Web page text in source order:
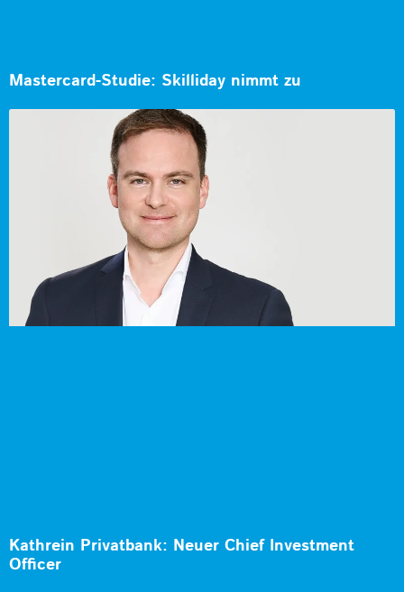
Mastercard-Studie: Skilliday nimmt zu
Kathrein Privatbank: Neuer Chief Investment
Officer